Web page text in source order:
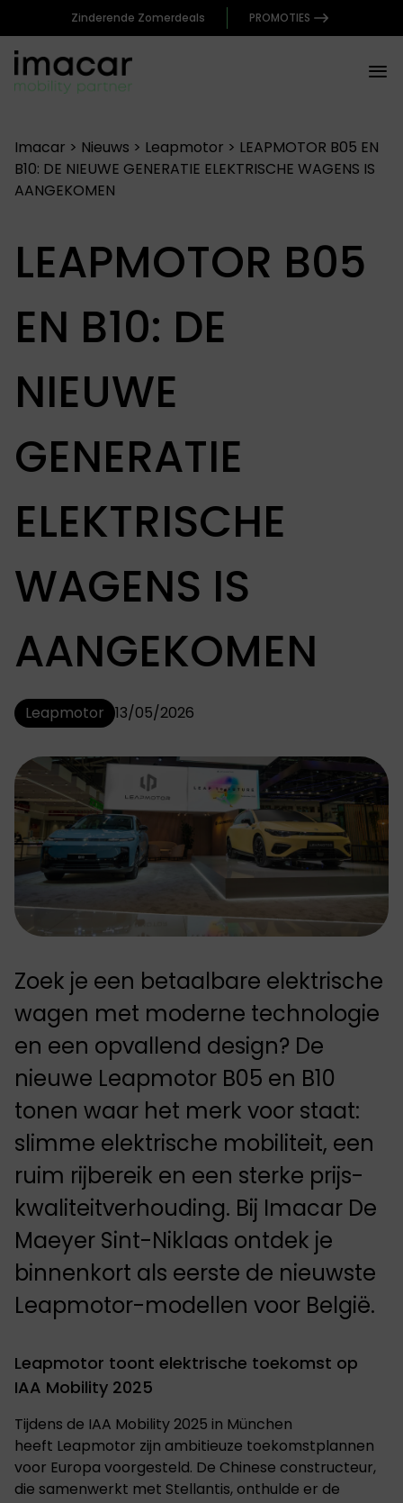
Zinderende Zomerdeals PROMOTIES
Imacar > Nieuws > Leapmotor > LEAPMOTOR B05 EN
B10: DE NIEUWE GENERATIE ELEKTRISCHE WAGENS IS
AANGEKOMEN
LEAPMOTOR B05
EN B10: DE
NIEUWE
GENERATIE
ELEKTRISCHE
WAGENS IS
AANGEKOMEN
Leapmotor 13/05/2026
Zoek je een betaalbare elektrische
wagen met moderne technologie
en een opvallend design? De
nieuwe Leapmotor B05 en B10
tonen waar het merk voor staat:
slimme elektrische mobiliteit, een
ruim rijbereik en een sterke prijs-
kwaliteitverhouding. Bij Imacar De
Maeyer Sint-Niklaas ontdek je
binnenkort als eerste de nieuwste
Leapmotor-modellen voor België.
Leapmotor toont elektrische toekomst op
IAA Mobility 2025
Tijdens de IAA Mobility 2025 in München
heeft Leapmotor zijn ambitieuze toekomstplannen
voor Europa voorgesteld. De Chinese constructeur,
die samenwerkt met Stellantis, onthulde er de